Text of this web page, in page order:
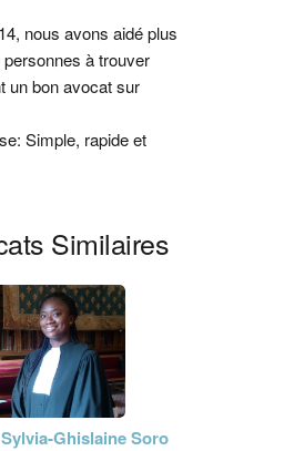
nous avons aidé plus
personnes à trouver
un bon avocat sur
Simple, rapide et
Similaires
Ghislaine Soro